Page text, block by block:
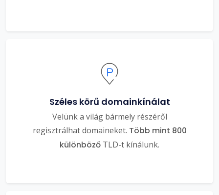
Széles körű domainkínálat
Velünk a világ bármely részéről
regisztrálhat domaineket. Több mint 800
különböző TLD-t kínálunk.